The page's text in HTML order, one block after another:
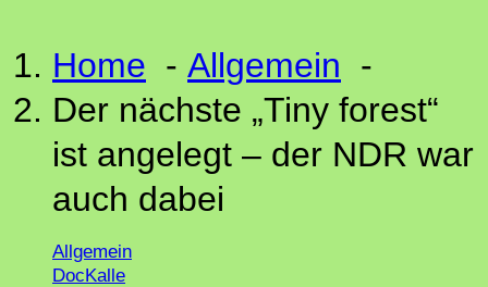
Home - Allgemein -
Der nächste „Tiny forest“
ist angelegt – der NDR war
auch dabei
Allgemein
DocKalle